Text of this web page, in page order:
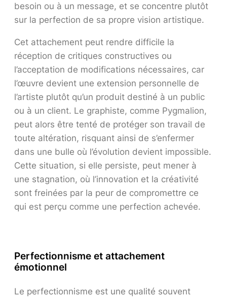
besoin ou à un message, et se concentre plutôt
sur la perfection de sa propre vision artistique.
Cet attachement peut rendre difficile la
réception de critiques constructives ou
l’acceptation de modifications nécessaires, car
l’œuvre devient une extension personnelle de
l’artiste plutôt qu’un produit destiné à un public
ou à un client. Le graphiste, comme Pygmalion,
peut alors être tenté de protéger son travail de
toute altération, risquant ainsi de s’enfermer
dans une bulle où l’évolution devient impossible.
Cette situation, si elle persiste, peut mener à
une stagnation, où l’innovation et la créativité
sont freinées par la peur de compromettre ce
qui est perçu comme une perfection achevée.
Perfectionnisme et attachement
émotionnel
Le perfectionnisme est une qualité souvent